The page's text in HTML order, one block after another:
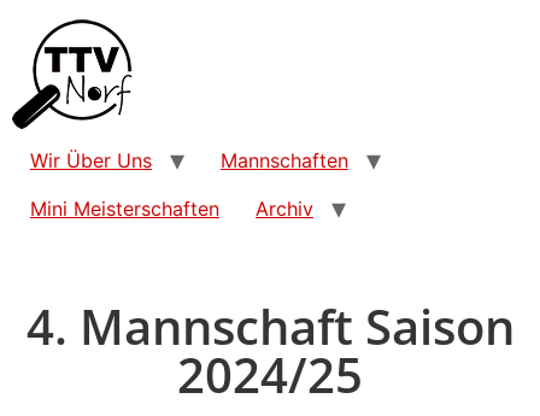
Wir Über Uns
Mannschaften
Mini Meisterschaften
Archiv
4. Mannschaft Saison
2024/25